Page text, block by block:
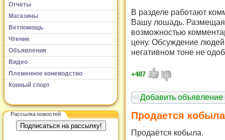
Отчеты
Магазины
Ветпомощь
Чтение
Объявления
Видео
Племенное коневодство
Конный спорт
Рассылка новостей
В разделе работают
Вашу лошадь. Размещая
возможностью
цену. Обсуждение
негативном тоне не
+487
Добавить объявление
Продается кобыла
Продаётся кобыла.